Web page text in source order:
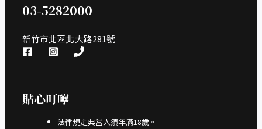
03-5282000
新竹市北區北大路281號
貼心叮嚀
法律規定典當人須年滿18歲。